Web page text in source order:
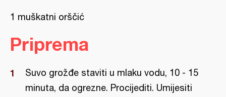
1 muškatni orščić
Priprema
Suvo grožđe staviti u mlaku vodu, 10 - 15
minuta, da ogrezne. Procijediti. Umijesiti